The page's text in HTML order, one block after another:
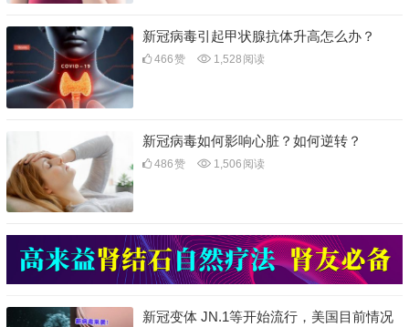
新冠病毒引起甲状腺抗体升高怎么办？
466赞 1,528 阅读
新冠病毒如何影响心脏？如何逆转？
486赞 1,506 阅读
新冠变体 JN.1等开始流行，美国目前情况